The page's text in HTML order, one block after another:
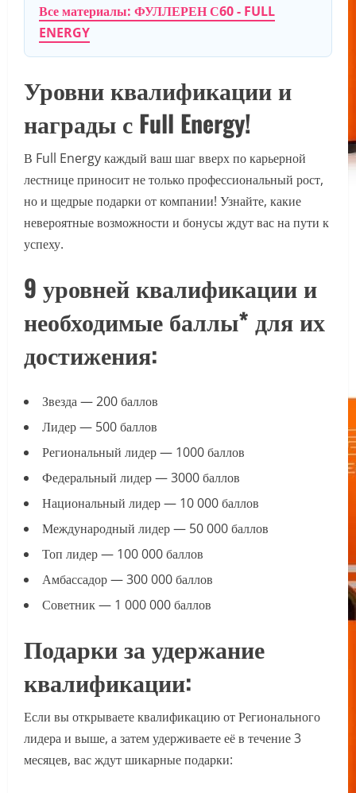
Все материалы: ФУЛЛЕРЕН С60 - FULL
ENERGY
Уровни квалификации и
награды с Full Energy!
В Full Energy каждый ваш шаг вверх по карьерной
лестнице приносит не только профессиональный рост,
но и щедрые подарки от компании! Узнайте, какие
невероятные возможности и бонусы ждут вас на пути к
успеху.
9 уровней квалификации и
необходимые баллы* для их
достижения:
Звезда — 200 баллов
Лидер — 500 баллов
Региональный лидер — 1000 баллов
Федеральный лидер — 3000 баллов
Национальный лидер — 10 000 баллов
Международный лидер — 50 000 баллов
Топ лидер — 100 000 баллов
Амбассадор — 300 000 баллов
Советник — 1 000 000 баллов
Подарки за удержание
квалификации:
Если вы открываете квалификацию от Регионального
лидера и выше, а затем удерживаете её в течение 3
месяцев, вас ждут шикарные подарки: